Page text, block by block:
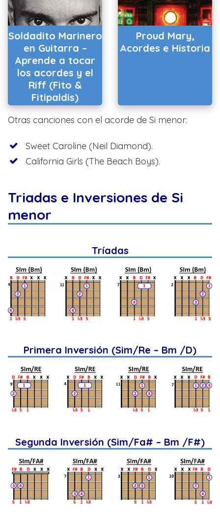
Soldadito Marinero
en Guitarra –
Aprende a tocar
los acordes y el
Riff (Fito &
Fitipaldis)
Proud Mary,
Acordes e Historia
Otras canciones con el acorde de Si menor:
Sweet Caroline (Neil Diamond).
California Girls (The Beach Boys).
Triadas e Inversiones de Si
menor
Tríadas
Primera Inversión (Sim/Re – Bm /D)
Segunda Inversión (Sim/Fa# – Bm /F#)